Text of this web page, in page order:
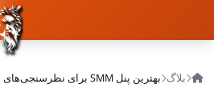
بلاگ